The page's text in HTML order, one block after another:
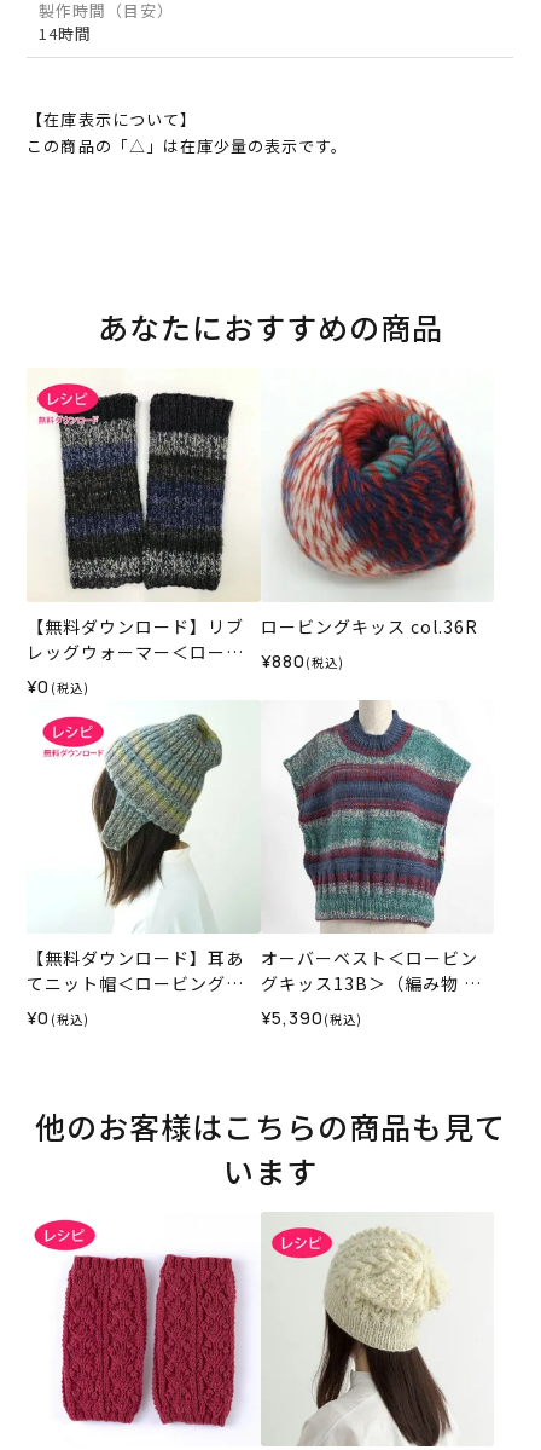
製作時間（目安）
14時間
【在庫表示について】
この商品の「△」は在庫少量の表示です。
あなたにおすすめの商品
【無料ダウンロード】リブ
レッグウォーマー＜ロービ
ングキッス＞（レシピ）
¥0 (税込)
ロービングキッス col.36R
¥880 (税込)
【無料ダウンロード】耳あ
てニット帽＜ロービングキ
ッス＞（レシピ）
¥0 (税込)
オーバーベスト＜ロービン
グキッス13B＞（編み物 材
料セット）
¥5,390 (税込)
他のお客様はこちらの商品も見て
います